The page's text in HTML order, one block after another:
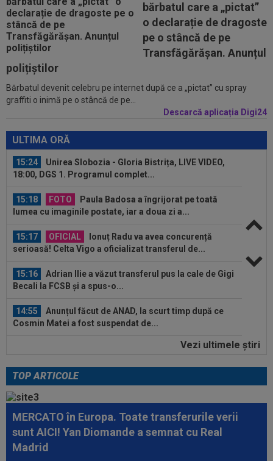
bărbatul care a „pictat”
o declarație de dragoste
pe o stâncă de pe
Transfăgărășan. Anunțul
polițiștilor
Bărbatul devenit celebru pe internet după ce a „pictat” cu spray
graffiti o inimă pe o stâncă de pe...
Descarcă aplicația Digi24
ULTIMA ORĂ
14:55
Anunțul făcut de ANAD, la scurt timp după ce
Cosmin Matei a fost suspendat de...
14:45 OFICIAL S-a terminat! A reziliat cu ”U” Cluj
15:30 EXCLUSIV
Ilie Dumitrescu a dat verdictul în
privința lui Marius Baciu
Digi Sport 1. Se anunță un...
15:24
Unirea Slobozia - Gloria Bistrița, LIVE VIDEO,
18:00, DGS 1. Programul complet...
15:18 FOTO
Paula Badosa a îngrijorat pe toată
lumea cu imaginile postate, iar a doua zi a...
15:17 OFICIAL
Ionuț Radu va avea concurență
serioasă! Celta Vigo a oficializat transferul de...
15:16
Adrian Ilie a văzut transferul pus la cale de Gigi
Becali la FCSB și a spus-o...
14:55
Anunțul făcut de ANAD, la scurt timp după ce
Cosmin Matei a fost suspendat de...
S-a terminat! A reziliat cu ”U” Cluj
15:30 EXCLUSIV
Ilie Dumitrescu a dat verdictul în
privința lui Marius Baciu
15:24
UTA - Rapid, LIVE VIDEO, ora 21:00, în direct la
Digi Sport 1. Se anunță un...
Vezi ultimele ştiri
TOP ARTICOLE
MERCATO în Europa. Toate transferurile verii
sunt AICI! Yan Diomande a semnat cu Real
Madrid